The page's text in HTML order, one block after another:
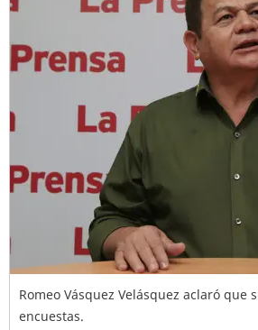
Romeo Vásquez Velásquez aclaró que
encuestas.